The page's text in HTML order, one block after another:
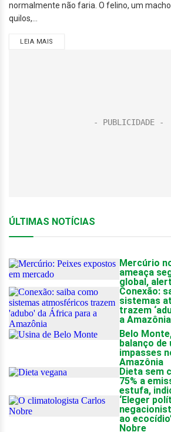
normalmente não faria. O felino, um
quilos,...
LEIA MAIS